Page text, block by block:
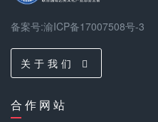
备案号:渝ICP备17007508号-3
关 于 我 们
合 作 网 站